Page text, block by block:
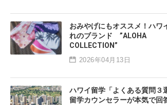
おみやげにもオススメ！ハワ
れのブランド ”ALOHA
COLLECTION”
2026年04月13日
ハワイ留学「よくある質問３
留学カウンセラーが本気で